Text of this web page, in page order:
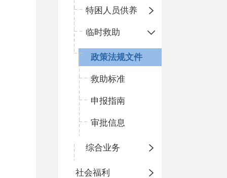
特困人员供养
临时救助
政策法规文件
救助标准
申报指南
审批信息
综合业务
社会福利